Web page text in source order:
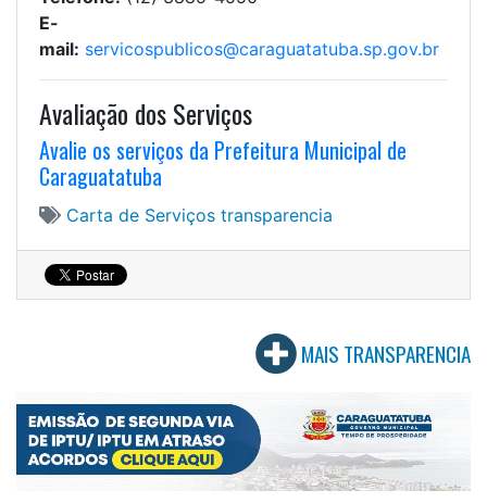
E-
mail: servicospublicos@caraguatatuba.sp.gov.br
Avaliação dos Serviços
Avalie os serviços da Prefeitura Municipal de
Caraguatatuba
Carta de Serviços transparencia
MAIS TRANSPARENCIA